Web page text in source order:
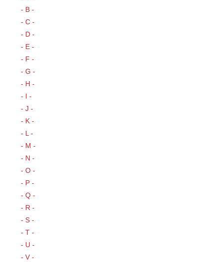
- B -
- C -
- D -
- E -
- F -
- G -
- H -
- I -
- J -
- K -
- L -
- M -
- N -
- O -
- P -
- Q -
- R -
- S -
- T -
- U -
- V -